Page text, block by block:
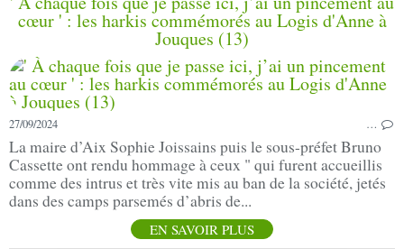
cœur ' : les harkis commémorés au Logis d'Anne à
Jouques (13)
27/09/2024 …
La maire d’Aix Sophie Joissains puis le sous-préfet Bruno
Cassette ont rendu hommage à ceux " qui furent accueillis
comme des intrus et très vite mis au ban de la société, jetés
dans des camps parsemés d’abris de...
EN SAVOIR PLUS